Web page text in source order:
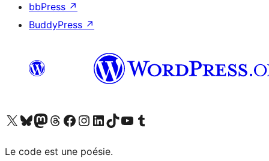
bbPress ↗
BuddyPress ↗
Visitez notre compte X (précédemment Twitter)
Visiter notre compte Bluesky
Visiter notre compte Mastodon
Visiter notre compte Threads
Consulter notre compte Facebook
Consulter notre compte Instagram
Consulter notre compte LinkedIn
Visiter notre compte TokTok
Visiter notre chaîne YouTube
Visiter notre compte Tumblr
Le code est une poésie.